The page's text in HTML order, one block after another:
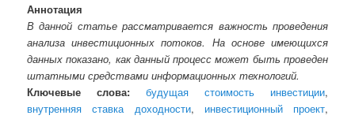
Аннотация
В данной статье рассматривается важность проведения
анализа инвестиционных потоков. На основе имеющихся
данных показано, как данный процесс может быть проведен
штатными средствами информационных технологий.
Ключевые слова:
будущая стоимость инвестиции,
внутренняя ставка доходности, инвестиционный проект,